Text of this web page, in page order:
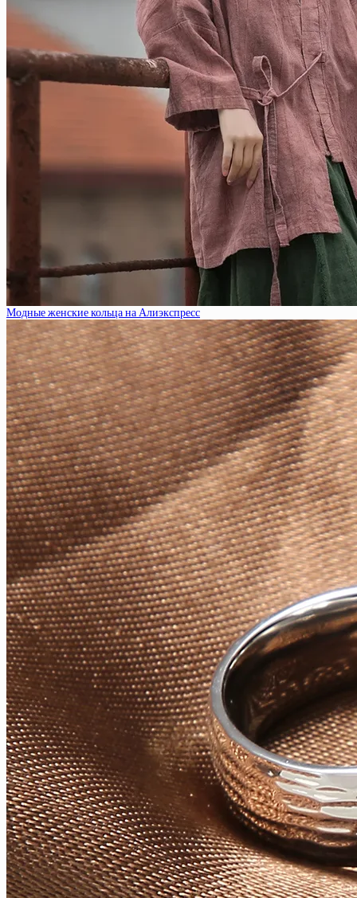
Модные женские кольца на Алиэкспресс